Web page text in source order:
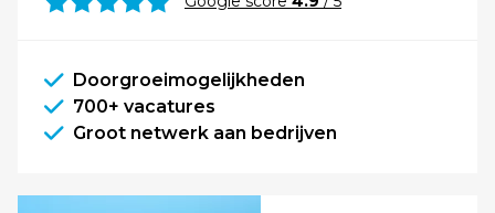
Doorgroeimogelijkheden
700+ vacatures
Groot netwerk aan bedrijven